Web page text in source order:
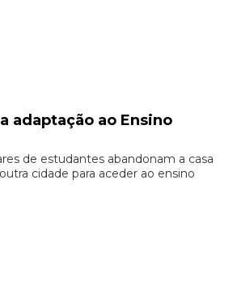
adaptação ao Ensino
de estudantes abandonam a casa
cidade para aceder ao ensino